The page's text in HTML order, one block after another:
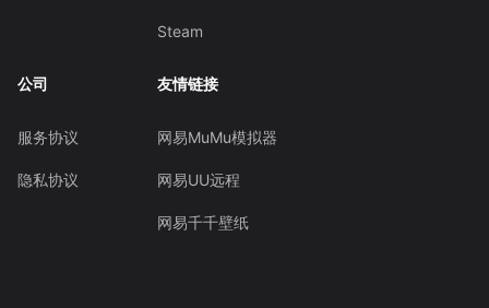
Steam
公司
服务协议
隐私协议
友情链接
网易MuMu模拟器
网易UU远程
网易千千壁纸